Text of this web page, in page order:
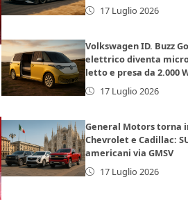
17 Luglio 2026
Volkswagen ID. Buzz
elettrico diventa
letto e presa da 2.000
17 Luglio 2026
General Motors torna
Chevrolet e Cadillac:
americani via GMSV
17 Luglio 2026